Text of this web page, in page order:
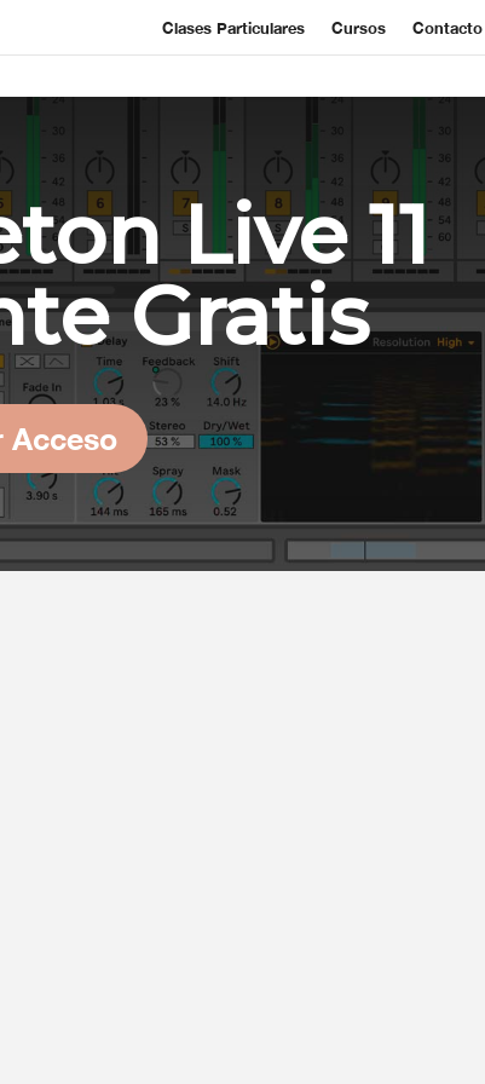
Clases Particulares Cursos Contacto
Live 11
Gratis
Acceso